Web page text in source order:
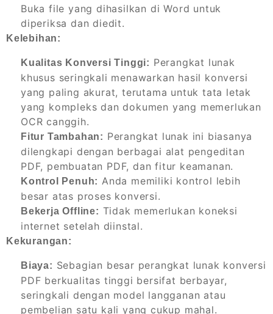
Buka file yang dihasilkan di Word untuk
diperiksa dan diedit.
Kelebihan:
Kualitas Konversi Tinggi: Perangkat lunak
khusus seringkali menawarkan hasil konversi
yang paling akurat, terutama untuk tata letak
yang kompleks dan dokumen yang memerlukan
OCR canggih.
Fitur Tambahan: Perangkat lunak ini biasanya
dilengkapi dengan berbagai alat pengeditan
PDF, pembuatan PDF, dan fitur keamanan.
Kontrol Penuh: Anda memiliki kontrol lebih
besar atas proses konversi.
Bekerja Offline: Tidak memerlukan koneksi
internet setelah diinstal.
Kekurangan:
Biaya: Sebagian besar perangkat lunak konversi
PDF berkualitas tinggi bersifat berbayar,
seringkali dengan model langganan atau
pembelian satu kali yang cukup mahal.